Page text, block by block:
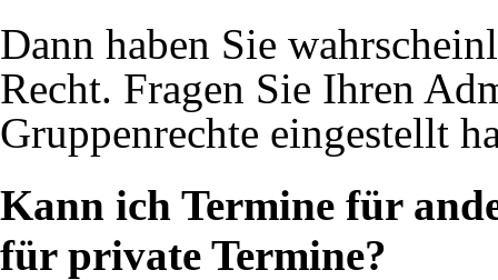
Dann haben Sie
Recht. Fragen Sie Ihren
Gruppenrechte eingestellt
Kann ich Termine für
für private Termine?